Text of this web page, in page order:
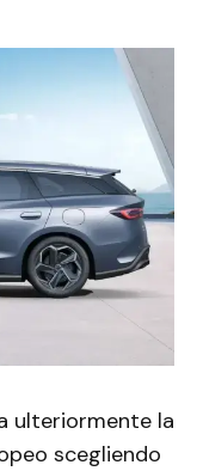
ulteriormente la
scegliendo